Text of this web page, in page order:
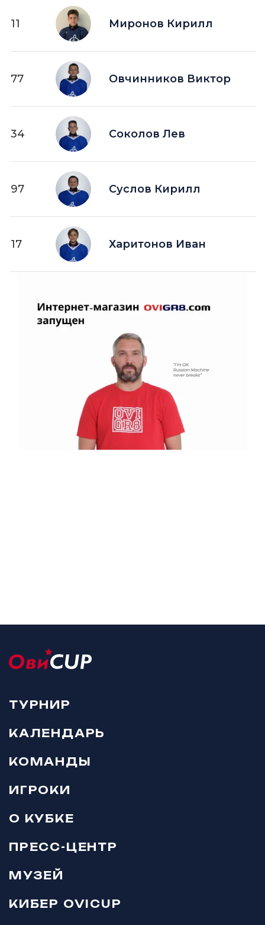
11 Миронов Кирилл
77 Овчинников Виктор
34 Соколов Лев
97 Суслов Кирилл
17 Харитонов Иван
ТУРНИР
КАЛЕНДАРЬ
КОМАНДЫ
ИГРОКИ
О КУБКЕ
ПРЕСС-ЦЕНТР
МУЗЕЙ
КИБЕР OVICUP